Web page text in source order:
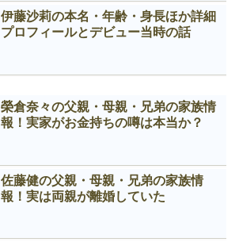
伊藤沙莉の本名・年齢・身長ほか詳細
プロフィールとデビュー当時の話
榮倉奈々の父親・母親・兄弟の家族情
報！実家がお金持ちの噂は本当か？
佐藤健の父親・母親・兄弟の家族情
報！実は両親が離婚していた